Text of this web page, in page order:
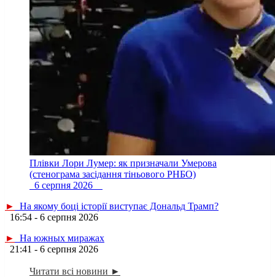
Плівки Лори Лумер: як призначали Умерова
(стенограма засідання тіньового РНБО)
6 серпня 2026
►
На якому боці історії виступає Дональд Трамп?
16:54 - 6 серпня 2026
►
На южных миражах
21:41 - 6 серпня 2026
Читати всі новини ►